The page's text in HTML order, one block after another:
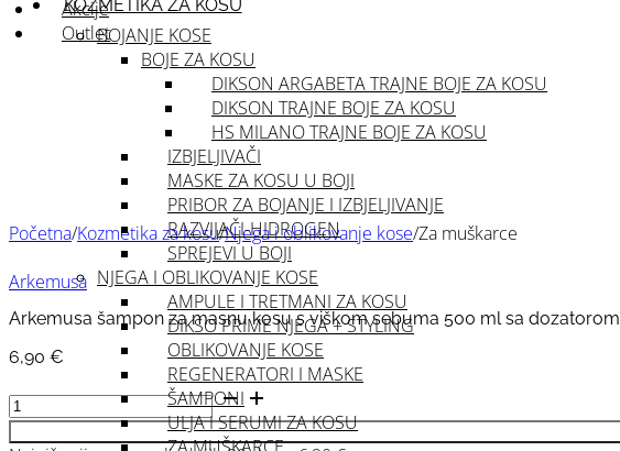
KOZMETIKA ZA KOSU
BOJANJE KOSE
BOJE ZA KOSU
DIKSON ARGABETA TRAJNE BOJE ZA KOSU
DIKSON TRAJNE BOJE ZA KOSU
HS MILANO TRAJNE BOJE ZA KOSU
IZBJELJIVAČI
MASKE ZA KOSU U BOJI
PRIBOR ZA BOJANJE I IZBJELJIVANJE
RAZVIJAČI-HIDROGEN
SPREJEVI U BOJI
NJEGA I OBLIKOVANJE KOSE
AMPULE I TRETMANI ZA KOSU
DIKSO PRIME NJEGA + STYLING
OBLIKOVANJE KOSE
REGENERATORI I MASKE
ŠAMPONI
ULJA I SERUMI ZA KOSU
Akcije
Outlet
Početna/Kozmetika za kosu/Njega i oblikovanje kose/Za muškarce
Arkemusa
Arkemusa šampon za masnu kosu s viškom sebuma 500 ml sa dozatorom
6,90 €
Arkemusa
šampon
za